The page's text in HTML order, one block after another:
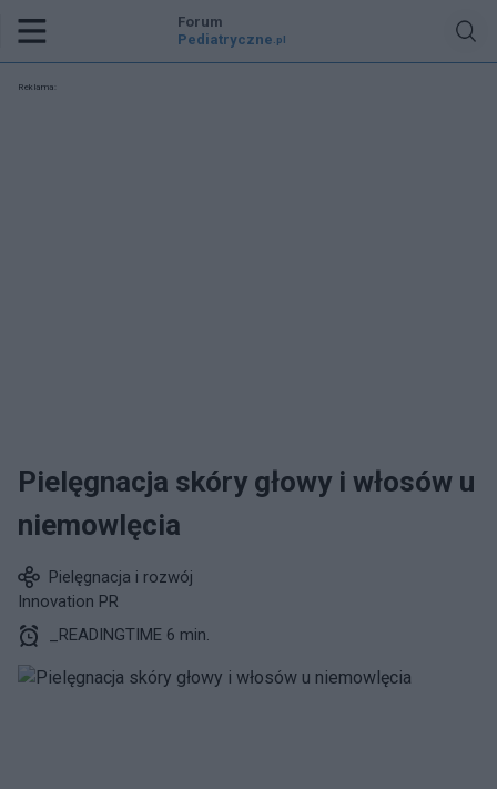
Forum
Pediatryczne .pl
Reklama:
Pielęgnacja skóry głowy i włosów u
niemowlęcia
Pielęgnacja i rozwój
Innovation PR
_READINGTIME 6 min.